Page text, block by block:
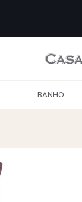
BANHO